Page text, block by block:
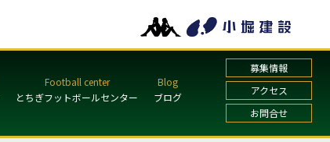
募集情報
アクセス
お問合せ
とちぎフットボールセンター ブログ